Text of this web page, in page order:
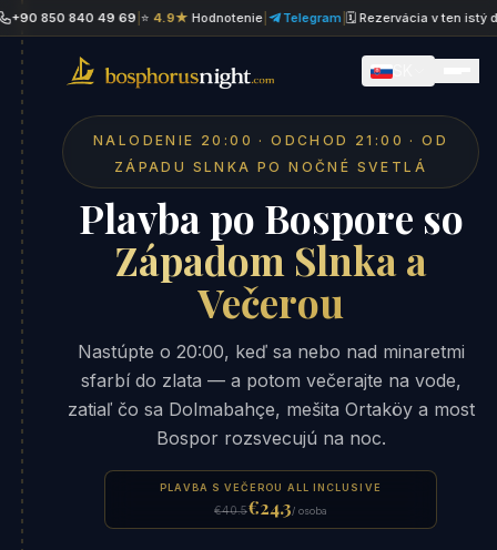
840 49 69 |⭐4.9★Hodnotenie| Telegram|🗓 Rezervácia v ten istý deň|
NALODENIE 20:00 · ODCHOD 21:00 · OD
ZÁPADU SLNKA PO NOČNÉ SVETLÁ
Plavba po Bospore so
Západom Slnka a
Večerou
Nastúpte o 20:00, keď sa nebo nad minaretmi
sfarbí do zlata — a potom večerajte na vode,
zatiaľ čo sa Dolmabahçe, mešita Ortaköy a most
Bospor rozsvecujú na noc.
PLAVBA S VEČEROU ALL INCLUSIVE
€40.5€24.3/ osoba